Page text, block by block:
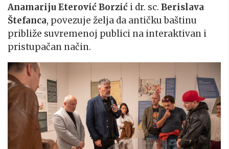
Anamariju Eterović Borzić i dr. sc. Berislava
Štefanca, povezuje želja da antičku baštinu
približe suvremenoj publici na interaktivan i
pristupačan način.